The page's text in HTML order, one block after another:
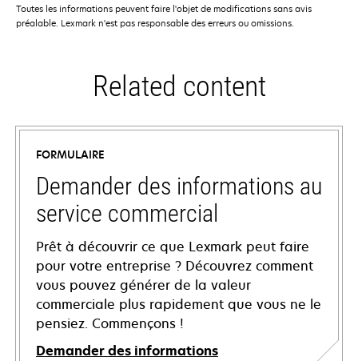
Toutes les informations peuvent faire l'objet de modifications sans avis
préalable. Lexmark n'est pas responsable des erreurs ou omissions.
Related content
FORMULAIRE
Demander des informations au
service commercial
Prêt à découvrir ce que Lexmark peut faire
pour votre entreprise ? Découvrez comment
vous pouvez générer de la valeur
commerciale plus rapidement que vous ne le
pensiez. Commençons !
Demander des informations